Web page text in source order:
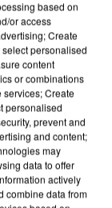
based on
or access
Create
personalised
content
or combinations
Create
personalised
prevent and
and content;
may
data to offer
actively
combine data from